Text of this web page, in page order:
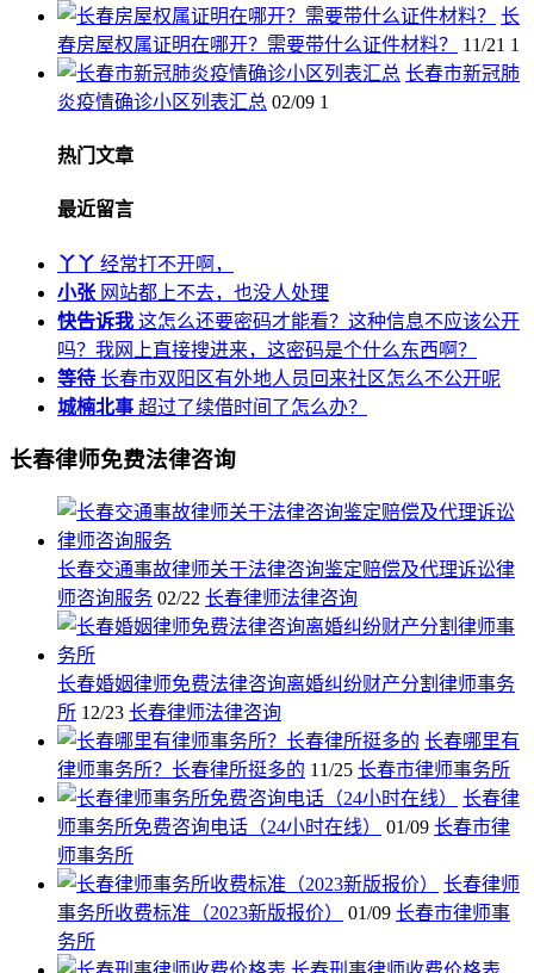
长
春房屋权属证明在哪开？需要带什么证件材料？
11/21 1
长春市新冠肺
炎疫情确诊小区列表汇总 02/09 1
热门文章
最近留言
丫丫 经常打不开啊，
小张 网站都上不去，也没人处理
快告诉我 这怎么还要密码才能看？这种信息不应该公开
吗？我网上直接搜进来，这密码是个什么东西啊？
等待 长春市双阳区有外地人员回来社区怎么不公开呢
城楠北事 超过了续借时间了怎么办？
长春律师免费法律咨询
长春交通事故律师关于法律咨询鉴定赔偿及代理诉讼律
师咨询服务 02/22 长春律师法律咨询
长春婚姻律师免费法律咨询离婚纠纷财产分割律师事务
所 12/23 长春律师法律咨询
长春哪里有
律师事务所？长春律所挺多的 11/25 长春市律师事务所
长春律
师事务所免费咨询电话（24小时在线）
01/09 长春市律
师事务所
长春律师
事务所收费标准（2023新版报价）
01/09 长春市律师事
务所